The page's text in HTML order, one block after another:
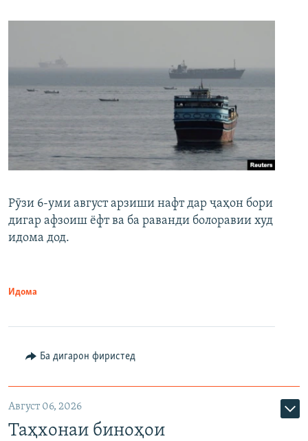
Рӯзи 6-уми август арзиши нафт дар ҷаҳон бори
дигар афзоиш ёфт ва ба раванди болоравии худ
идома дод.
Идома
Ба дигарон фиристед
Август 06, 2026
Таҳхонаи биноҳои